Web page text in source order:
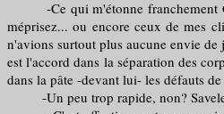
-Ce qui m'étonne franchement
méprisez... ou encore ceux de mes
n'avions surtout plus aucune envie
est l'accord dans la séparation des
dans la pâte -devant lui- les défauts de
-Un peu trop rapide, non?